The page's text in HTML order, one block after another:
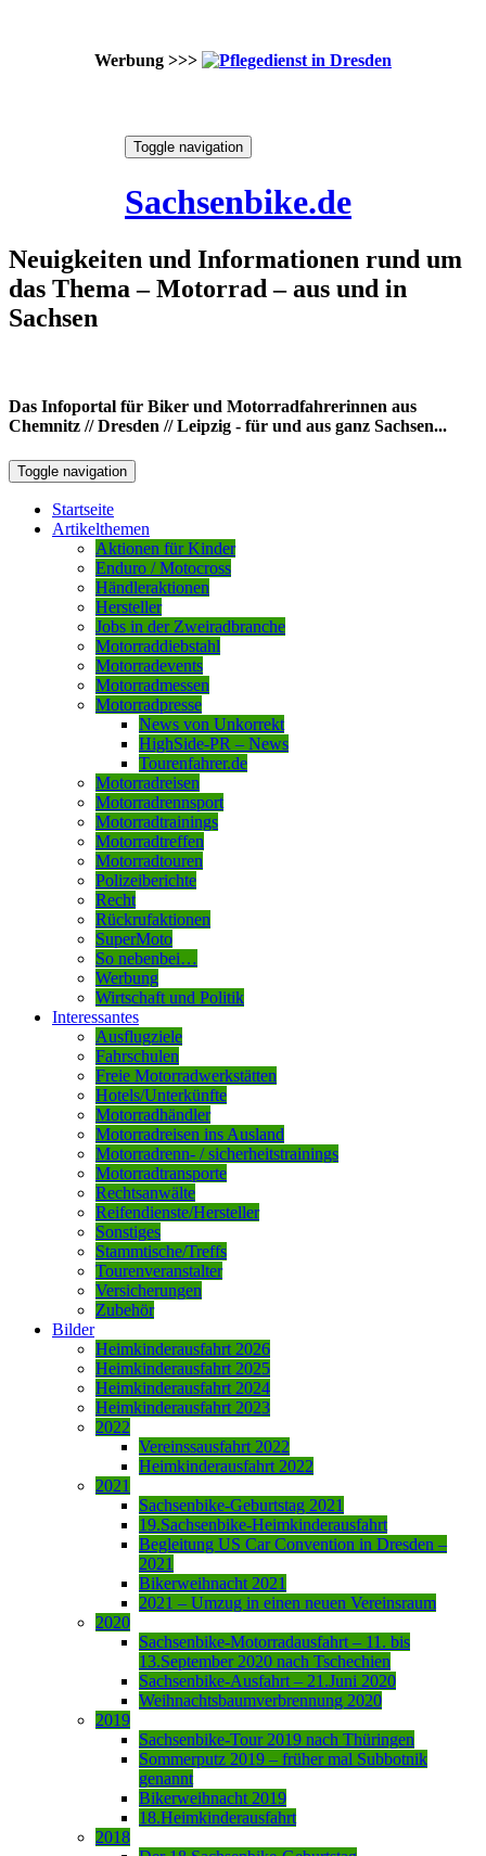
Werbung >>>
Toggle navigation
Sachsenbike.de
Neuigkeiten und Informationen rund um
das Thema – Motorrad – aus und in
Sachsen
Das Infoportal für Biker und Motorradfahrerinnen aus
Chemnitz // Dresden // Leipzig - für und aus ganz Sachsen...
Toggle navigation
Startseite
Artikelthemen
Aktionen für Kinder
Enduro / Motocross
Händleraktionen
Hersteller
Jobs in der Zweiradbranche
Motorraddiebstahl
Motorradevents
Motorradmessen
Motorradpresse
News von Unkorrekt
HighSide-PR – News
Tourenfahrer.de
Motorradreisen
Motorradrennsport
Motorradtrainings
Motorradtreffen
Motorradtouren
Polizeiberichte
Recht
Rückrufaktionen
SuperMoto
So nebenbei…
Werbung
Wirtschaft und Politik
Interessantes
Ausflugziele
Fahrschulen
Freie Motorradwerkstätten
Hotels/Unterkünfte
Motorradhändler
Motorradreisen ins Ausland
Motorradrenn- / sicherheitstrainings
Motorradtransporte
Rechtsanwälte
Reifendienste/Hersteller
Sonstiges
Stammtische/Treffs
Tourenveranstalter
Versicherungen
Zubehör
Bilder
Heimkinderausfahrt 2026
Heimkinderausfahrt 2025
Heimkinderausfahrt 2024
Heimkinderausfahrt 2023
2022
Vereinssausfahrt 2022
Heimkinderausfahrt 2022
2021
Sachsenbike-Geburtstag 2021
19.Sachsenbike-Heimkinderausfahrt
Begleitung US Car Convention in Dresden –
2021
Bikerweihnacht 2021
2021 – Umzug in einen neuen Vereinsraum
2020
Sachsenbike-Motorradausfahrt – 11. bis
13.September 2020 nach Tschechien
Sachsenbike-Ausfahrt – 21.Juni 2020
Weihnachtsbaumverbrennung 2020
2019
Sachsenbike-Tour 2019 nach Thüringen
Sommerputz 2019 – früher mal Subbotnik
genannt
Bikerweihnacht 2019
18.Heimkinderausfahrt
2018